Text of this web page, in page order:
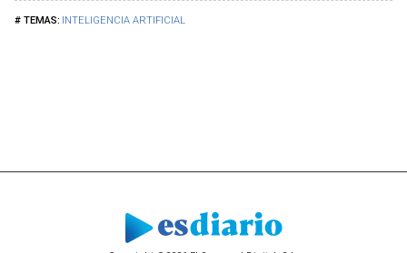
INTELIGENCIA ARTIFICIAL